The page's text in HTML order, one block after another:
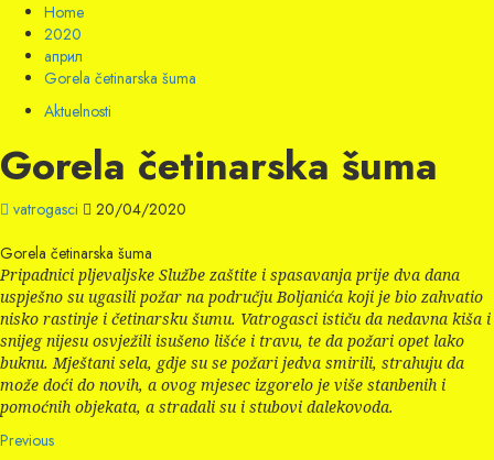
Home
2020
април
Gorela četinarska šuma
Aktuelnosti
Gorela četinarska šuma
vatrogasci
20/04/2020
Gorela četinarska šuma
Pripadnici pljevaljske Službe zaštite i spasavanja prije dva dana
uspješno su ugasili požar na području Boljanića koji je bio zahvatio
nisko rastinje i četinarsku šumu. Vatrogasci ističu da nedavna kiša i
snijeg nijesu osvježili isušeno lišće i travu, te da požari opet lako
buknu. Mještani sela, gdje su se požari jedva smirili, strahuju da
može doći do novih, a ovog mjesec izgorelo je više stanbenih i
pomoćnih objekata, a stradali su i stubovi dalekovoda.
Continue
PreviousPrevious